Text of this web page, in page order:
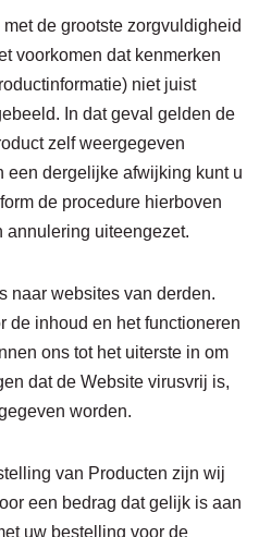
de grootste zorgvuldigheid
voorkomen dat kenmerken
niet juist
In dat geval gelden de
zelf weergegeven
een dergelijke afwijking kunt u
de procedure hierboven
annulering uiteengezet.
naar websites van derden.
de inhoud en het functioneren
ons tot het uiterste in om
dat de Website virusvrij is,
worden.
van Producten zijn wij
een bedrag dat gelijk is aan
uw bestelling voor de